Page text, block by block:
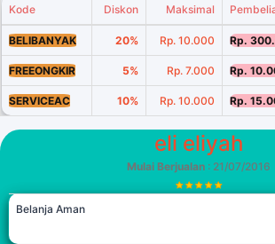
Kode Diskon Maksimal
BELIBANYAK 20% Rp. 10.000 Rp.
FREEONGKIR 5% Rp. 7.000 Rp.
SERVICEAC 10% Rp. 10.000 Rp.
eli eliyah
Mulai Berjualan : 21/07/2016
Belanja Aman